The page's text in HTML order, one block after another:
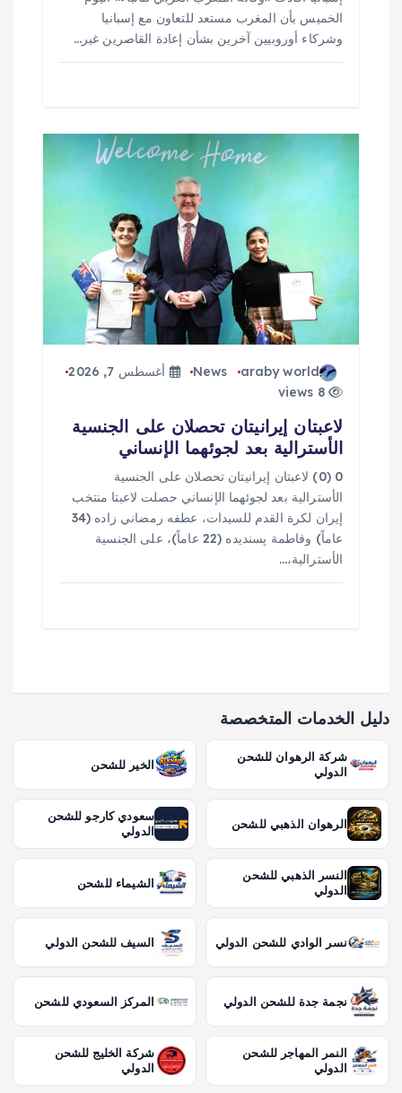
الخميس بأن المغرب مستعد للتعاون مع إسبانيا
وشركاء أوروبيين آخرين بشأن إعادة القاصرين غير…
araby world
News
أغسطس 7, 2026
8 views
لاعبتان إيرانيتان تحصلان على الجنسية
الأسترالية بعد لجوئهما الإنساني
0 (0) لاعبتان إيرانيتان تحصلان على الجنسية
الأسترالية بعد لجوئهما الإنساني حصلت لاعبتا منتخب
إيران لكرة القدم للسيدات، عطفه رمضاني زاده (34
عاماً) وفاطمة پسنديده (22 عاماً)، على الجنسية
الأسترالية،…
دليل الخدمات المتخصصة
شركة الرهوان للشحن
الدولي
الخير للشحن
الرهوان الذهبي للشحن
سعودي كارجو للشحن
الدولي
النسر الذهبي للشحن
الدولي
الشيماء للشحن
نسر الوادي للشحن الدولي السيف للشحن الدولي
نجمة جدة للشحن الدولي المركز السعودي للشحن
النمر المهاجر للشحن
الدولي
شركة الخليج للشحن
الدولي